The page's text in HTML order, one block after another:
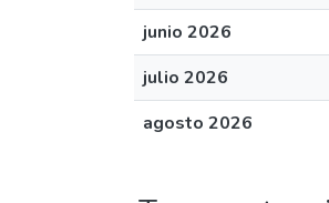
junio 2026
julio 2026
agosto 2026